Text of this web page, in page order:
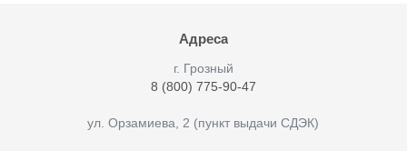
Адреса
г. Грозный
8 (800) 775-90-47
ул. Орзамиева, 2 (пункт выдачи СДЭК)